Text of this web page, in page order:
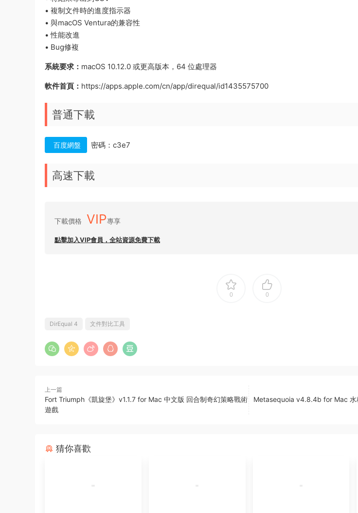
• 複制文件時的進度指示器
• 與macOS Ventura的兼容性
• 性能改進
• Bug修複
系統要求： macOS 10.12.0 或更高版本，64 位處理器
軟件首頁： https://apps.apple.com/cn/app/direqual/id1435575700
普通下載
百度網盤 密碼：c3e7
高速下載
下載價格 VIP專享
點擊加入VIP會員，全站資源免費下載
0 0
DirEqual 4 文件對比工具
上一篇
Fort Triumph《凱旋堡》v1.1.7 for Mac 中文版 回合制奇幻策略戰術
遊戲
Metasequoia v4.8.4b for Mac 水
猜你喜歡